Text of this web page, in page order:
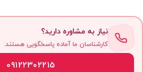
نیاز به مشاوره دارید؟
کارشناسان ما آماده پاسخگویی هستند.
09122302215